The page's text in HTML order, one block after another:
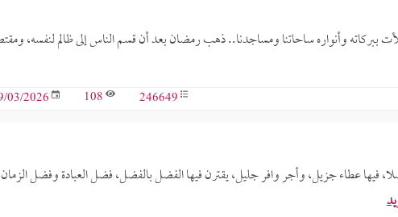
ببركاته وأنواره ساحاتنا ومساجدنا.. ذهب رمضان بعد أن قسم الناس إلى ظالم لنفسه،
246649
108
03/2026
فيها عطاء جزيل، وأجر وافر جليل، يقترن فيها الفضل بالفضل، فضل العبادة وفضل